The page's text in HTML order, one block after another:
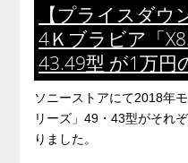
【プライスダ
4Ｋブラビア「
43.49型 が1万円
ソニーストアにて2018年
リーズ」49・43型がそれ
りました。